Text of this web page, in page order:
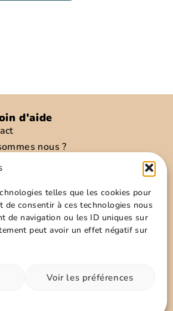
telles que les cookies pour
de consentir à ces technologies nous
de navigation ou les ID uniques sur
peut avoir un effet négatif sur
Voir les préférences
d'aide
nous ?
d’envoies
personnelles
de cookies
générales
!